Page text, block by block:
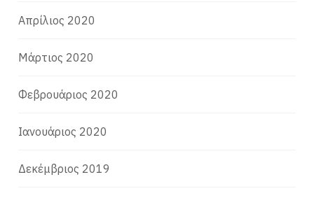
Απρίλιος 2020
Μάρτιος 2020
Φεβρουάριος 2020
Ιανουάριος 2020
Δεκέμβριος 2019